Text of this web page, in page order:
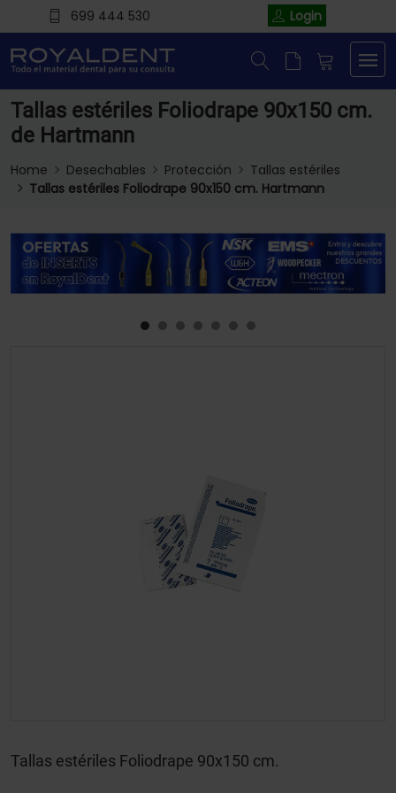
699 444 530 Login
Tallas estériles Foliodrape 90x150 cm.
de Hartmann
Home Desechables Protección
Tallas estériles
Tallas estériles Foliodrape 90x150 cm. Hartmann
Tallas estériles Foliodrape 90x150 cm.